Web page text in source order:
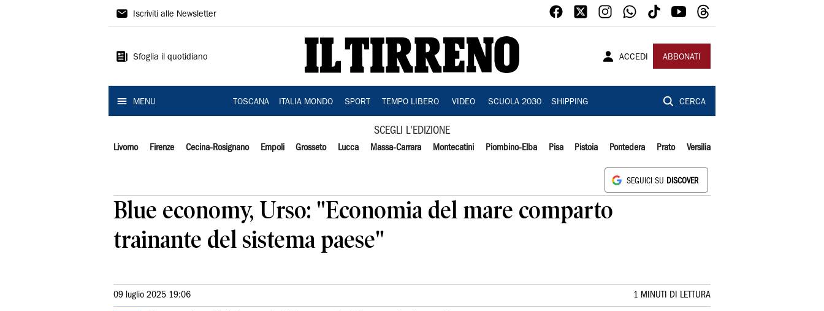
Il
Iscriviti alle Newsletter
Sfoglia il quotidiano ACCEDI ABBONATI
MENU TOSCANA ITALIA MONDO SPORT TEMPO LIBERO VIDEO SCUOLA 2030 SHIPPING CERCA
SCEGLI L'EDIZIONE
Livorno Firenze Cecina-Rosignano Empoli Grosseto Lucca Massa-Carrara Montecatini Piombino-Elba Pisa Pistoia Pontedera Prato Versilia
SEGUICI SU DISCOVER
Blue economy, Urso: "Economia del mare comparto
trainante del sistema paese"
09 luglio 2025 19:06 1 MINUTI DI LETTURA